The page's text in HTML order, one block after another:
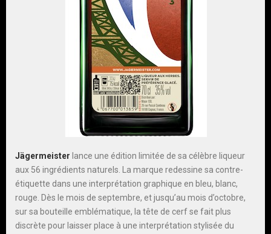
Jägermeister lance une édition limitée de sa célèbre liqueur
aux 56 ingrédients naturels. La marque redessine sa contre-
étiquette dans une interprétation graphique en bleu, blanc,
rouge. Dès le mois de septembre, et jusqu’au mois d’octobre,
sur sa bouteille emblématique, la tête de cerf se fait plus
discrète pour laisser place à une interprétation stylisée du